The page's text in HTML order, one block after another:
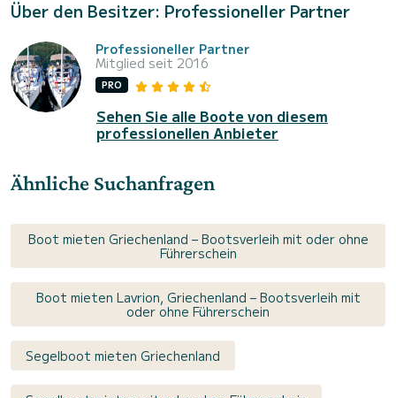
Über den Besitzer: Professioneller Partner
Professioneller Partner
Mitglied seit 2016
PRO
Sehen Sie alle Boote von diesem
professionellen Anbieter
Ähnliche Suchanfragen
Boot mieten Griechenland – Bootsverleih mit oder ohne
Führerschein
Boot mieten Lavrion, Griechenland – Bootsverleih mit
oder ohne Führerschein
Segelboot mieten Griechenland